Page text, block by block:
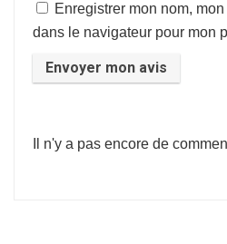
Enregistrer mon nom,
dans le navigateur pour mon
Il n'y a pas encore de